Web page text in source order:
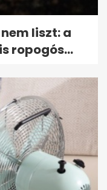
liszt: a
ropogós...